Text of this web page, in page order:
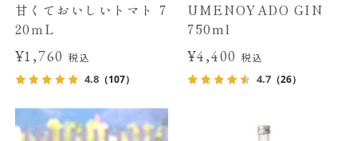
甘くておいしいトマト 7
20ｍL
¥1,760税込
4.8（107）
UMENOYADO GIN
750ml
¥4,400 税込
4.7 （26）